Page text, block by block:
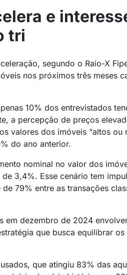
e
tri
segundo o Raio-X
nos próximos três meses
10% dos entrevistados
a percepção de preços
valores dos imóveis “altos ou
do ano anterior.
nominal no valor dos
3,4%. Esse cenário tem
79% entre as transações
em dezembro de 2024
que busca equilibrar
que atingiu 83% das